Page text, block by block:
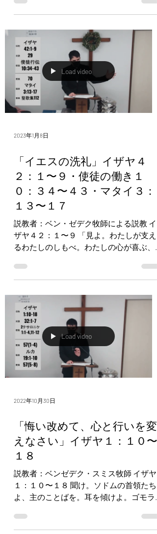
ンダー 神様は旧約のイスラエルにカレン
ダーを与えてくださった。イスラエルの
一年は春の過ぎ越しの祭りから始まる。
過ぎ越しの祭り...
Load video
2023年1月8日
「イエスの洗礼」イザヤ４
２：１〜９・使徒の働き１
０：３４〜４３・マタイ３：
１３〜１７
説教者：ベン・ゼデク牧師による説教 イ
ザヤ４２：１〜９ 「見よ。わたしが支え
るわたしのしもべ。わたしの心が喜ぶ、
たしの霊を授け、彼は国々にさばきを行
う。彼は叫ばず、言い争わず、通りでそ
の声を聞かせない。傷んだ葦を折ること
もなく、くすぶる灯...
Load video
2022年10月30日
「悔い改めて、心と行いを変
えなさい」イザヤ１：１０〜
１８
説教者：ベンゼデク・スミス牧師 イザヤ
１：１０〜１８ 聞け。ソドムの首領たち
よ、主のことばを。耳を傾けよ。ゴモラ
「あなたがたの多くのいけにえは、わた